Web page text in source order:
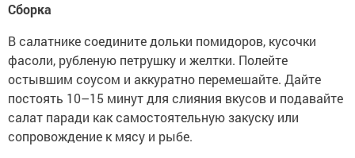
Сборка
В салатнике соедините дольки помидоров, кусочки
фасоли, рубленую петрушку и желтки. Полейте
остывшим соусом и аккуратно перемешайте. Дайте
постоять 10–15 минут для слияния вкусов и подавайте
салат паради как самостоятельную закуску или
сопровождение к мясу и рыбе.